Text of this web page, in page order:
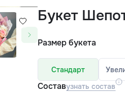
Букет
Размер букета
Стандарт
Составузнать состав